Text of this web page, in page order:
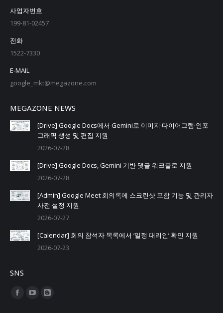
사업자번호
199-81-02457
전화
1522-7330
E-MAIL
google_mkt@megazone.com
MEGAZONE NEWS
[Drive] Google Docs에서 Gemini로 이미지·다이어그램·인포
그래픽 생성 및 편집 지원
2026-07-28
[Drive] Google Docs, Gemini 기반 댓글 워크플로 지원
2026-07-28
[Admin] Google Meet 회의록에 스크린샷 포함 기능 및 관리자
사전 설정 지원
2026-07-27
[Calendar] 회의 참석자 목록에서 ‘일정 대리인’ 확인 지원
2026-07-23
SNS
Find us on:
Facebook
YouTubeBlogger